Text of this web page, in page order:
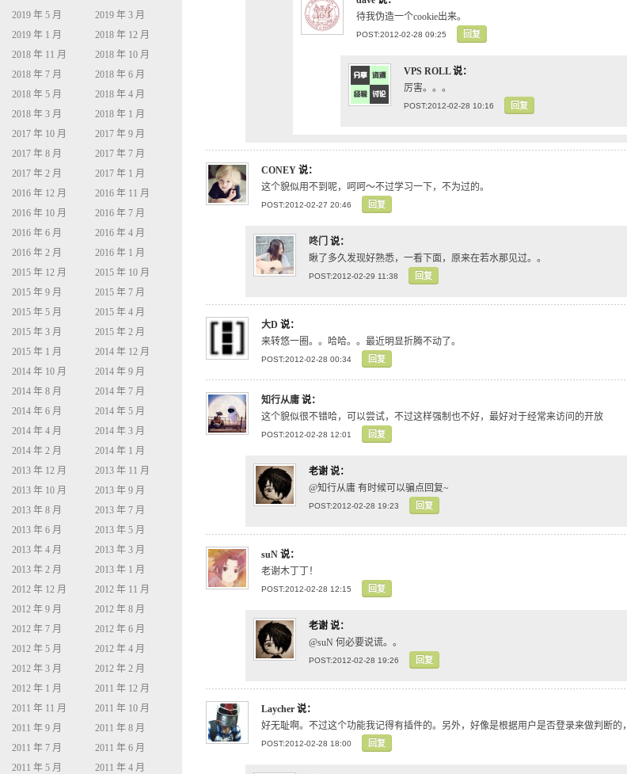
待我伪造一个cookie出来。
POST:2012-02-28 09:25 回复
VPS ROLL说：
厉害。。。
POST:2012-02-28 10:16 回复
CONEY 说：
这个貌似用不到呢，呵呵～不过学习一下，不为过的。
POST:2012-02-27 20:46 回复
咚门 说：
瞅了多久发现好熟悉，一看下面，原来在若水那见过。。
POST:2012-02-29 11:38 回复
大D 说：
来转悠一圈。。哈哈。。最近明显折腾不动了。
POST:2012-02-28 00:34 回复
知行从庸 说：
这个貌似很不错哈，可以尝试，不过这样强制也不好，最好对于经常来访问的开放
POST:2012-02-28 12:01 回复
老谢 说：
@知行从庸 有时候可以骗点回复~
POST:2012-02-28 19:23 回复
suN 说：
老谢木丁丁！
POST:2012-02-28 12:15 回复
老谢 说：
@suN 何必要说谎。。
POST:2012-02-28 19:26 回复
Laycher 说：
好无耻啊。不过这个功能我记得有插件的。另外，好像是根据用户是否登录来做判断的，
POST:2012-02-28 18:00 回复
2019 年 5 月
2019 年 3 月
2019 年 1 月
2018 年 12 月
2018 年 11 月
2018 年 10 月
2018 年 7 月
2018 年 6 月
2018 年 5 月
2018 年 4 月
2018 年 3 月
2018 年 1 月
2017 年 10 月
2017 年 9 月
2017 年 8 月
2017 年 7 月
2017 年 2 月
2017 年 1 月
2016 年 12 月
2016 年 11 月
2016 年 10 月
2016 年 7 月
2016 年 6 月
2016 年 4 月
2016 年 2 月
2016 年 1 月
2015 年 12 月
2015 年 10 月
2015 年 9 月
2015 年 7 月
2015 年 5 月
2015 年 4 月
2015 年 3 月
2015 年 2 月
2015 年 1 月
2014 年 12 月
2014 年 10 月
2014 年 9 月
2014 年 8 月
2014 年 7 月
2014 年 6 月
2014 年 5 月
2014 年 4 月
2014 年 3 月
2014 年 2 月
2014 年 1 月
2013 年 12 月
2013 年 11 月
2013 年 10 月
2013 年 9 月
2013 年 8 月
2013 年 7 月
2013 年 6 月
2013 年 5 月
2013 年 4 月
2013 年 3 月
2013 年 2 月
2013 年 1 月
2012 年 12 月
2012 年 11 月
2012 年 9 月
2012 年 8 月
2012 年 7 月
2012 年 6 月
2012 年 5 月
2012 年 4 月
2012 年 3 月
2012 年 2 月
2012 年 1 月
2011 年 12 月
2011 年 11 月
2011 年 10 月
2011 年 9 月
2011 年 8 月
2011 年 7 月
2011 年 6 月
2011 年 5 月
2011 年 4 月